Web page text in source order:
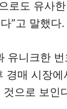
로도 유사
”고 말했다.
유니크한
경매 시장에
으로 보인